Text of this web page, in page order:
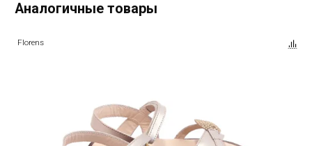
Аналогичные товары
Florens